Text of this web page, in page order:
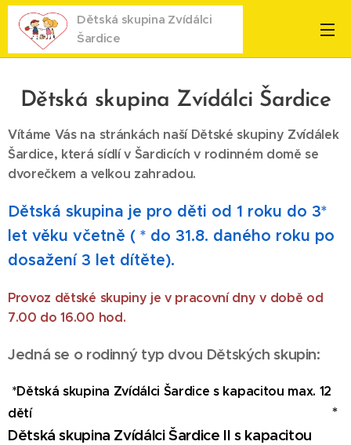
Dětská skupina Zvídálci
Šardice
Dětská skupina Zvídálci Šardice
Vítáme Vás na stránkách naší Dětské skupiny Zvídálek
Šardice, která sídlí v Šardicích v rodinném domě se
dvorečkem a velkou zahradou.
Dětská skupina je pro děti od 1 roku do 3*
let věku včetně ( * do 31.8. daného roku po
dosažení 3 let dítěte).
Provoz dětské skupiny je v pracovní dny v době od
7.00 do 16.00 hod.
Jedná se o rodinný typ dvou Dětských skupin:
*Dětská skupina Zvídálci Šardice s kapacitou max. 12
dětí*
Dětská skupina Zvídálci Šardice II s kapacitou